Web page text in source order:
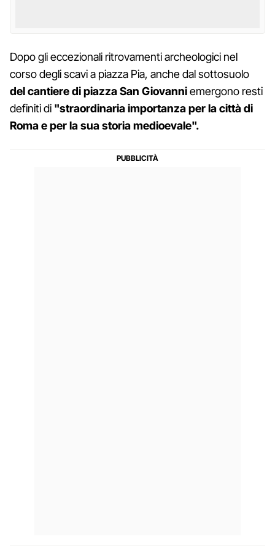
Dopo gli eccezionali ritrovamenti archeologici nel
corso degli scavi a piazza Pia, anche dal sottosuolo
del cantiere di piazza San Giovanniemergono resti
definiti di "straordinaria importanza per la città di
Roma e per la sua storia medioevale".